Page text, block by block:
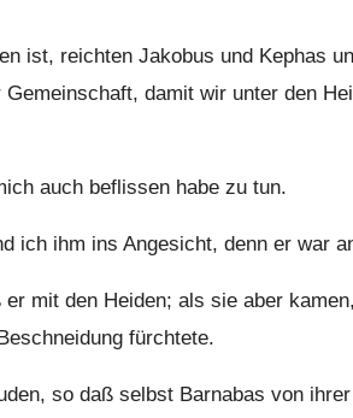
ist, reichten Jakobus und Kephas
damit wir unter den
auch beflissen habe zu tun.
ich ihm ins Angesicht, denn er war
mit den Heiden; als sie aber
fürchtete.
so daß selbst Barnabas von